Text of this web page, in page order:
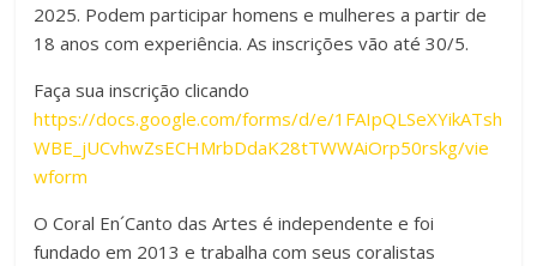
2025. Podem participar homens e mulheres a partir de
18 anos com experiência. As inscrições vão até 30/5.
Faça sua inscrição clicando
https://docs.google.com/forms/d/e/1FAIpQLSeXYikATsh
WBE_jUCvhwZsECHMrbDdaK28tTWWAiOrp50rskg/vie
wform
O Coral En´Canto das Artes é independente e foi
fundado em 2013 e trabalha com seus coralistas